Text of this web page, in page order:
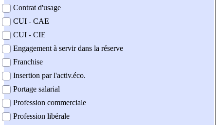
Contrat d'usage
CUI - CAE
CUI - CIE
Engagement à servir dans la réserve
Franchise
Insertion par l'activ.éco.
Portage salarial
Profession commerciale
Profession libérale